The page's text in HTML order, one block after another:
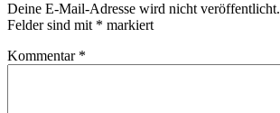
Deine E-Mail-Adresse wird nicht veröffentlicht.
Felder sind mit * markiert
Kommentar *